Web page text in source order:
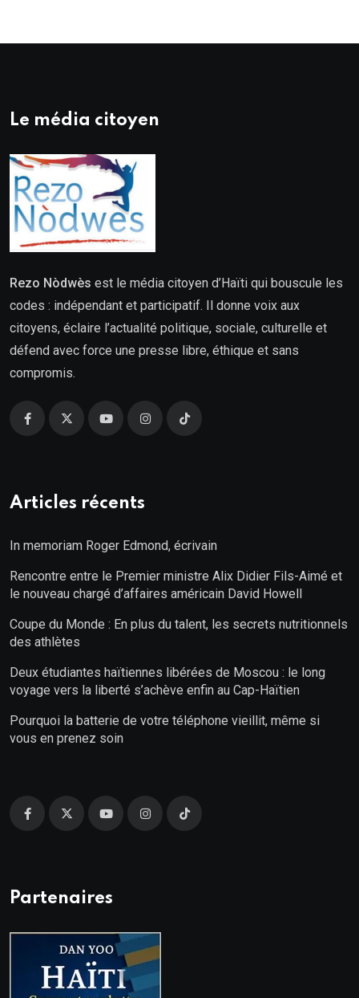
Le média citoyen
Rezo Nòdwès est le média citoyen d’Haïti qui bouscule les
codes : indépendant et participatif. Il donne voix aux
citoyens, éclaire l’actualité politique, sociale, culturelle et
défend avec force une presse libre, éthique et sans
compromis.
Articles récents
In memoriam Roger Edmond, écrivain
Rencontre entre le Premier ministre Alix Didier Fils-Aimé et
le nouveau chargé d’affaires américain David Howell
Coupe du Monde : En plus du talent, les secrets nutritionnels
des athlètes
Deux étudiantes haïtiennes libérées de Moscou : le long
voyage vers la liberté s’achève enfin au Cap-Haïtien
Pourquoi la batterie de votre téléphone vieillit, même si
vous en prenez soin
Partenaires